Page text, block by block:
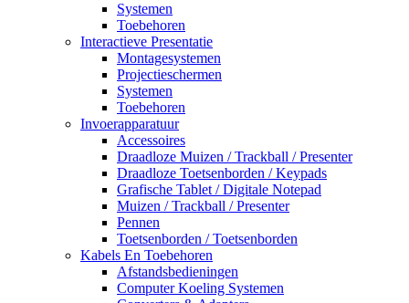
Systemen
Toebehoren
Interactieve Presentatie
Montagesystemen
Projectieschermen
Systemen
Toebehoren
Invoerapparatuur
Accessoires
Draadloze Muizen / Trackball / Presenter
Draadloze Toetsenborden / Keypads
Grafische Tablet / Digitale Notepad
Muizen / Trackball / Presenter
Pennen
Toetsenborden / Toetsenborden
Kabels En Toebehoren
Afstandsbedieningen
Computer Koeling Systemen